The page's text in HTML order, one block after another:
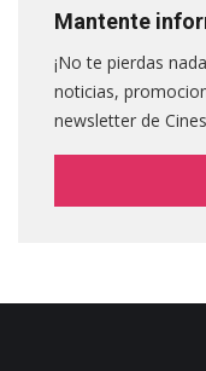
Mantente
¡No te pierdas
noticias,
newsletter de